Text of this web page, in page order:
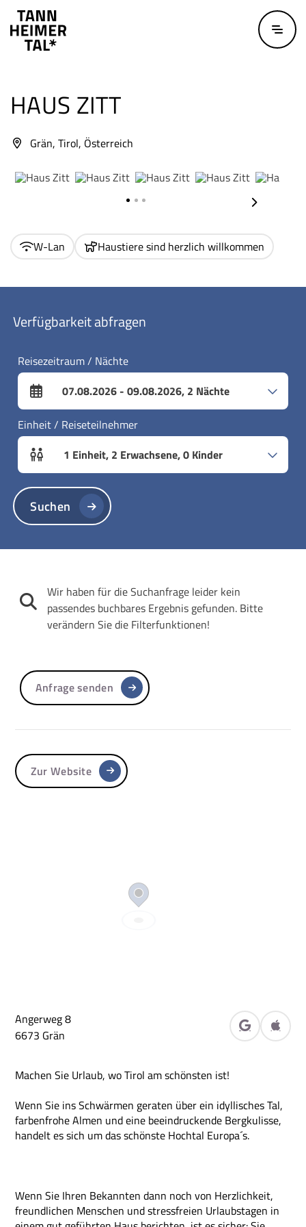
Zum Hauptinhalt springen
HAUS ZITT
Grän, Tirol, Österreich
nächstes
W-Lan Haustiere sind herzlich willkommen
Angerweg 8
6673 Grän in Google
in
Machen Sie Urlaub, wo Tirol am schönsten ist!
Wenn Sie ins Schwärmen geraten über ein idyllisches Tal,
farbenfrohe Almen und eine beeindruckende Bergkulisse,
handelt es sich um das schönste Hochtal Europa´s.
Wenn Sie Ihren Bekannten dann noch von Herzlichkeit,
freundlichen Menschen und stressfreien Urlaubstagen in
Verfügbarkeit abfragen
Reisezeitraum / Nächte
An- und Abreisefelder
07.08.2026 - 09.08.2026, 2 Nächte
Einheit / Reiseteilnehmer
Einheitenanzahl und Personenfelder
1 Einheit, 2 Erwachsene,0 Kinder
Suchen
Wir haben für die Suchanfrage leider kein
passendes buchbares Ergebnis gefunden. Bitte
verändern Sie die Filterfunktionen!
Anfrage senden
Zur Website